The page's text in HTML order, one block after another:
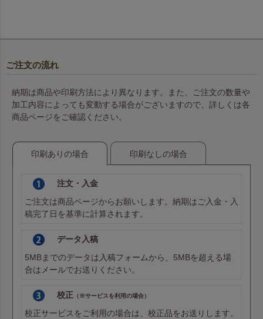
ご注文の流れ
納期は商品や印刷方法により異なります。また、ご注文の数量や
加工内容によっても変動する場合がございますので、詳しくは各
商品ページをご確認ください。
印刷ありの場合 印刷なしの場合
注文・入金
ご注文は商品ページからお願いします。納期はご入金・入
稿完了日を基準に計算されます。
データ入稿
5MBまでのデータは 入稿フォームから、5MBを超える場
合は メールでお送りください。
校正（※サービスを利用の場合）
校正サービスをご利用の場合は、校正品をお送りします。